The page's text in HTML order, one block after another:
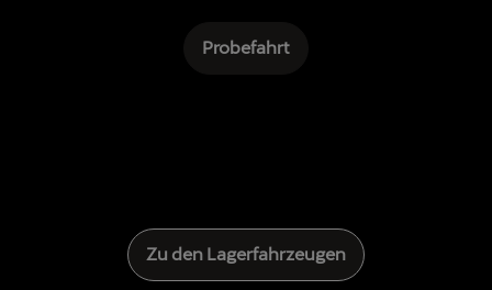
Probefahrt
Zu den Lagerfahrzeugen